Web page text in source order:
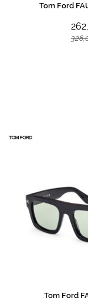
Tom Ford
Tom Ford